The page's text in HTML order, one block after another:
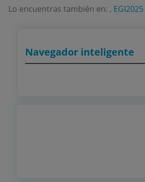
Lo encuentras también en: , EGI2025
Navegador inteligente